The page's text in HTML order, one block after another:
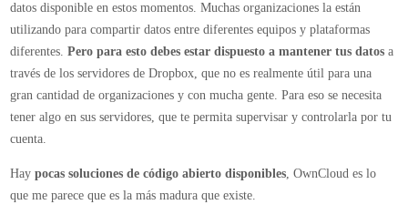
datos disponible en estos momentos. Muchas organizaciones la están
utilizando para compartir datos entre diferentes equipos y plataformas
diferentes. Pero para esto debes estar dispuesto a mantener tus datos a
través de los servidores de Dropbox, que no es realmente útil para una
gran cantidad de organizaciones y con mucha gente. Para eso se necesita
tener algo en sus servidores, que te permita supervisar y controlarla por tu
cuenta.
Hay pocas soluciones de código abierto disponibles, OwnCloud es lo
que me parece que es la más madura que existe.